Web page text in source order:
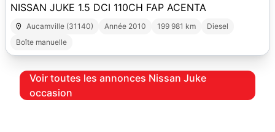
NISSAN JUKE 1.5 DCI 110CH FAP ACENTA
Aucamville (31140) Année 2010 199 981 km
Diesel
Boîte manuelle
Voir toutes les annonces Nissan Juke
occasion